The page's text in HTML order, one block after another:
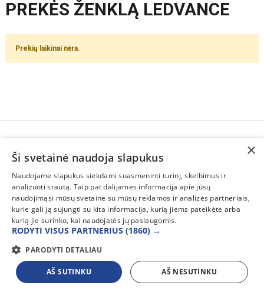
PREKĖS ŽENKLĄ LEDVANCE
Prekių laikinai nėra.
INFORMACIJA
PAGALBA
×
Ši svetainė naudoja slapukus
Naudojame slapukus siekdami suasmeninti turinį, skelbimus ir
analizuoti srautą. Taip pat dalijamės informacija apie jūsų
naudojimąsi mūsų svetaine su mūsų reklamos ir analizės partneriais,
kurie gali ją sujungti su kita informacija, kurią jiems pateikėte arba
kurią jie surinko, kai naudojatės jų paslaugomis.
RODYTI VISUS PARTNERIUS (1860) →
PARODYTI DETALIAU
AŠ SUTINKU AŠ NESUTINKU